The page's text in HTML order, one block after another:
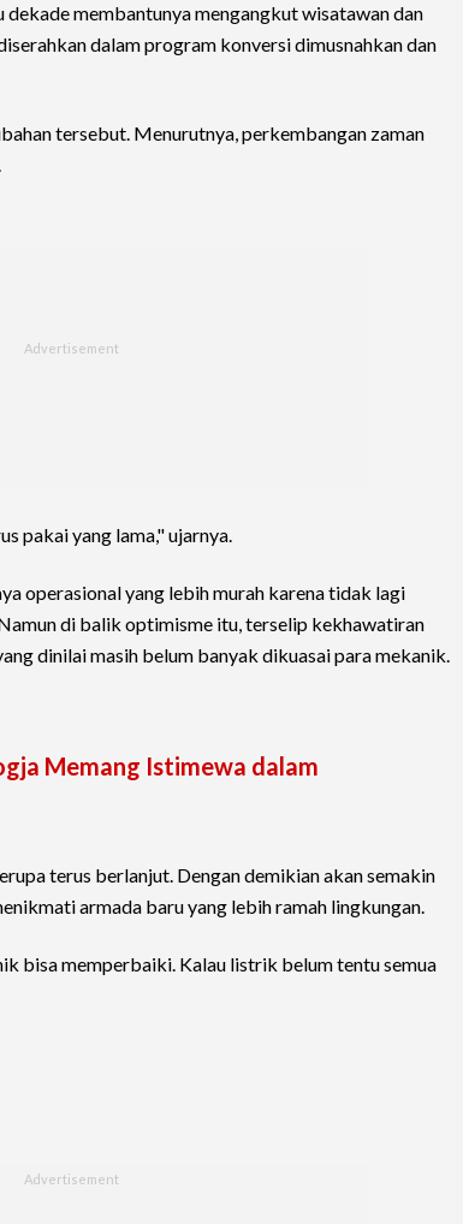
dekade membantunya mengangkut wisatawan dan
dalam program konversi dimusnahkan dan
tersebut. Menurutnya, perkembangan zaman
pakai yang lama," ujarnya.
operasional yang lebih murah karena tidak lagi
di balik optimisme itu, terselip kekhawatiran
dinilai masih belum banyak dikuasai para mekanik.
Memang Istimewa dalam
terus berlanjut. Dengan demikian akan semakin
armada baru yang lebih ramah lingkungan.
bisa memperbaiki. Kalau listrik belum tentu semua